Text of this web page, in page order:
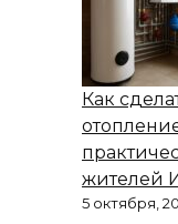
Как
жителей
5 октября,